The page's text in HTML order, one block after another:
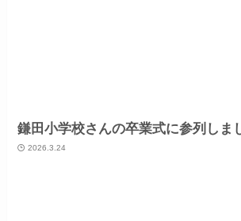
鎌田小学校さんの卒業式に参列しま
2026.3.24